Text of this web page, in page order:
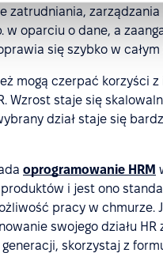
zatrudniania, zarządzania
w oparciu o dane, a
się szybko w całym
mogą czerpać korzyści
Wzrost staje się
dział staje się
oprogramowanie HRM
i jest ono
pracy w chmurze.
swojego działu HR
skorzystaj z